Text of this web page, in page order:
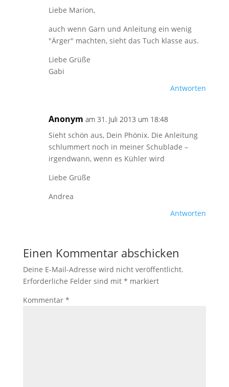
Liebe Marion,
auch wenn Garn und Anleitung ein wenig
"Ärger" machten, sieht das Tuch klasse aus.
Liebe Grüße
Gabi
Antworten
Anonym am 31. Juli 2013 um 18:48
Sieht schön aus, Dein Phönix. Die Anleitung
schlummert noch in meiner Schublade –
irgendwann, wenn es Kühler wird
Liebe Grüße
Andrea
Antworten
Einen Kommentar abschicken
Deine E-Mail-Adresse wird nicht veröffentlicht.
Erforderliche Felder sind mit * markiert
Kommentar *